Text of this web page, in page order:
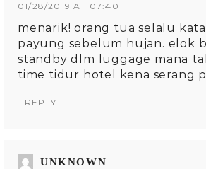
01/28/2019 AT 07:40
menarik! orang tua selalu
payung sebelum hujan. elok
standby dlm luggage mana
time tidur hotel kena serang
REPLY
UNKNOWN